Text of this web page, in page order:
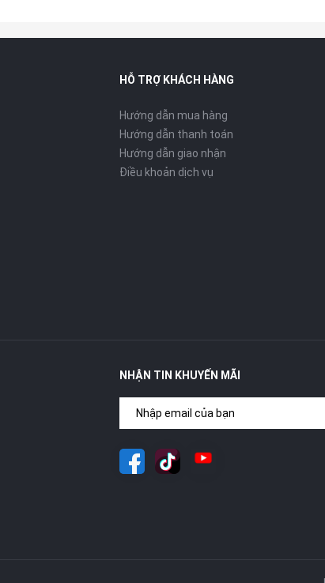
HỖ TRỢ KHÁCH HÀNG
Hướng dẫn mua hàng
Hướng dẫn thanh toán
Hướng dẫn giao nhận
Điều khoản dịch vụ
NHẬN TIN KHUYẾN MÃI